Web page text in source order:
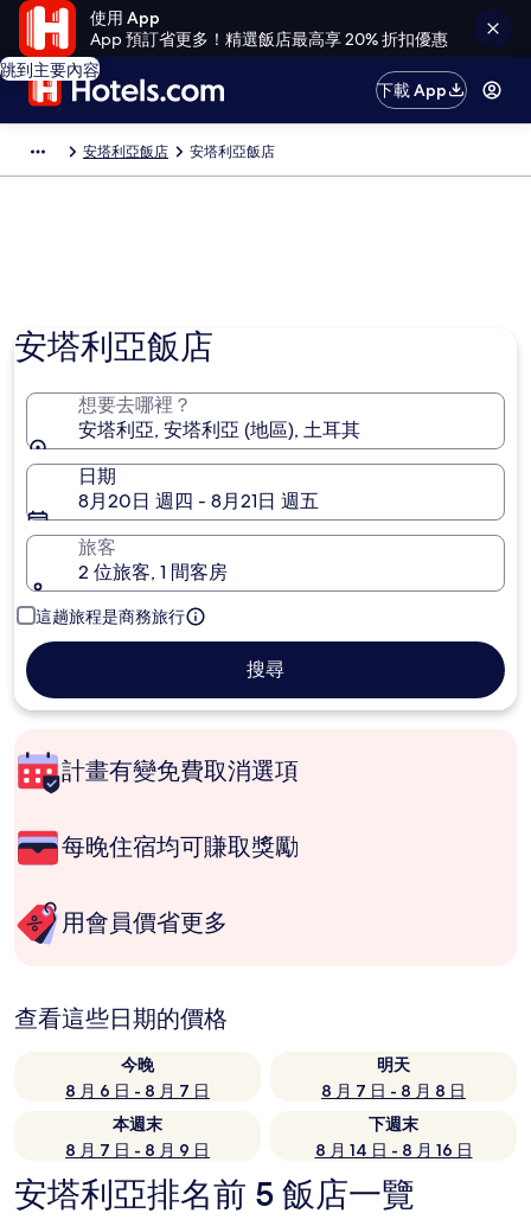
使用 App
App 預訂省更多！精選飯店最高享 20% 折扣優惠
跳到主要內容
下載 App
安塔利亞飯店 安塔利亞飯店
安塔利亞飯店
想要去哪裡？
安塔利亞, 安塔利亞 (地區), 土耳其
日期
8月20日 週四 - 8月21日 週五
旅客
2 位旅客, 1 間客房
這趟旅程是商務旅行
搜尋
計畫有變免費取消選項
每晚住宿均可賺取獎勵
用會員價省更多
查看這些日期的價格
今晚
8 月 6 日 - 8 月 7 日
明天
8 月 7 日 - 8 月 8 日
本週末
8 月 7 日 - 8 月 9 日
下週末
8 月 14 日 - 8 月 16 日
安塔利亞排名前 5 飯店一覽